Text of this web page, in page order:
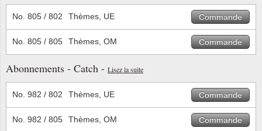
No. 805 / 802 Thèmes, UE Commande
No. 805 / 805 Thèmes, OM Commande
Abonnements - Catch - Lisez la suite
No. 982 / 802 Thèmes, UE Commande
No. 982 / 805 Thèmes, OM Commande
Love
Chine
Chypre